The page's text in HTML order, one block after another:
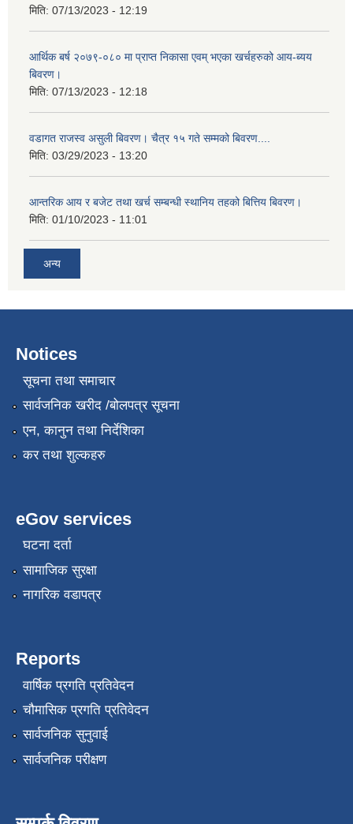
मिति: 07/13/2023 - 12:19
आर्थिक बर्ष २०७९-०८० मा प्राप्त निकासा एवम् भएका खर्चहरुको आय-ब्यय
बिवरण।
मिति: 07/13/2023 - 12:18
वडागत राजस्व असुली बिवरण। चैत्र १५ गते सम्मको बिवरण....
मिति: 03/29/2023 - 13:20
आन्तरिक आय र बजेट तथा खर्च सम्बन्धी स्थानिय तहको बित्तिय बिवरण।
मिति: 01/10/2023 - 11:01
अन्य
Notices
सूचना तथा समाचार
सार्वजनिक खरीद /बोलपत्र सूचना
एन, कानुन तथा निर्देशिका
कर तथा शुल्कहरु
eGov services
घटना दर्ता
सामाजिक सुरक्षा
नागरिक वडापत्र
Reports
वार्षिक प्रगति प्रतिवेदन
चौमासिक प्रगति प्रतिवेदन
सार्वजनिक सुनुवाई
सार्वजनिक परीक्षण